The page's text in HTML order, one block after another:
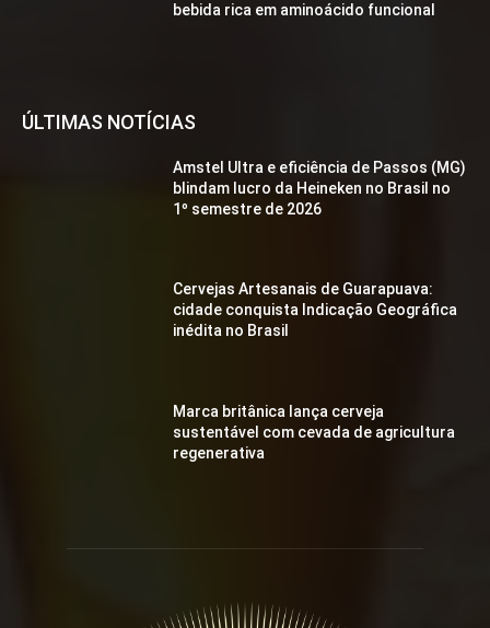
bebida rica em aminoácido funcional
ÚLTIMAS NOTÍCIAS
Amstel Ultra e eficiência de Passos (MG)
blindam lucro da Heineken no Brasil no
1º semestre de 2026
Cervejas Artesanais de Guarapuava:
cidade conquista Indicação Geográfica
inédita no Brasil
Marca britânica lança cerveja
sustentável com cevada de agricultura
regenerativa